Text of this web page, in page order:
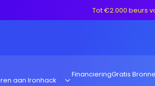
Tot €2.000 beurs
aan Ironhack
FinancieringGratis